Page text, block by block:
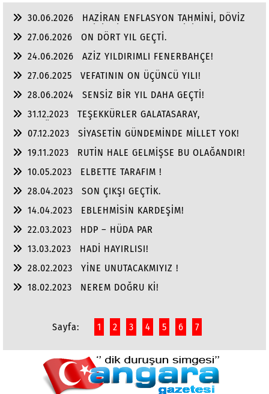
30.06.2026
HAZİRAN ENFLASYON TAHMİNİ, DÖVİZ
VE ALTINDA YILIN, İKİNCİ YARI BEKLENTİSİ!
27.06.2026
ON DÖRT YIL GEÇTİ.
24.06.2026
AZİZ YILDIRIMLI FENERBAHÇE!
27.06.2025
VEFATININ ON ÜÇÜNCÜ YILI!
28.06.2024
SENSİZ BİR YIL DAHA GEÇTİ!
31.12.2023
TEŞEKKÜRLER GALATASARAY,
TEŞEKKÜRLER FENER BAHÇE!
07.12.2023
SİYASETİN GÜNDEMİNDE MİLLET YOK!
19.11.2023
RUTİN HALE GELMİŞSE BU OLAĞANDIR!
10.05.2023
ELBETTE TARAFIM !
28.04.2023
SON ÇIKŞI GEÇTİK.
14.04.2023
EBLEHMİSİN KARDEŞİM!
22.03.2023
HDP – HÜDA PAR
13.03.2023
HADİ HAYIRLISI!
28.02.2023
YİNE UNUTACAKMIYIZ !
18.02.2023
NEREM DOĞRU Kİ!
Sayfa: 1 2 3 4 5 6 7